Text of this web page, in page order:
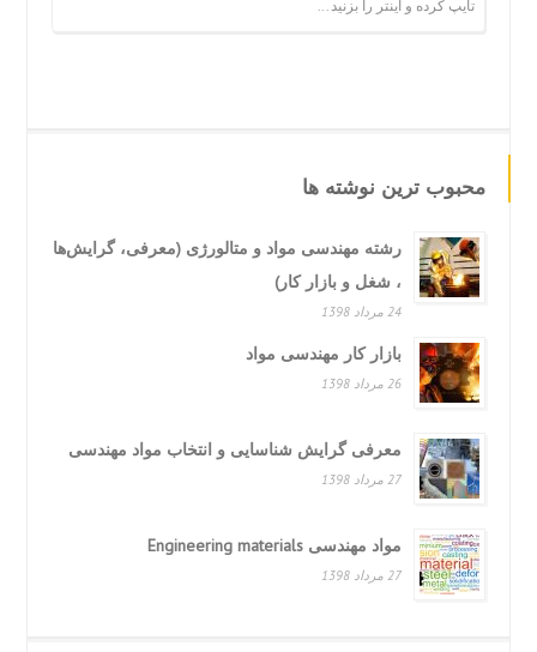
محبوب ترین نوشته ها
رشته مهندسی مواد و متالورژی (معرفی، گرایش‌ها
، شغل و بازار کار)
بازار کار مهندسی مواد
26 مرداد 1398
معرفی گرایش شناسایی و انتخاب مواد مهندسی
27 مرداد 1398
مواد مهندسی Engineering materials
27 مرداد 1398